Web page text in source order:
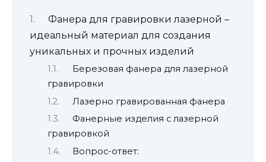
Фанера для гравировки лазерной –
идеальный материал для создания
уникальных и прочных изделий
Березовая фанера для лазерной
гравировки
Лазерно гравированная фанера
Фанерные изделия с лазерной
гравировкой
Вопрос-ответ: